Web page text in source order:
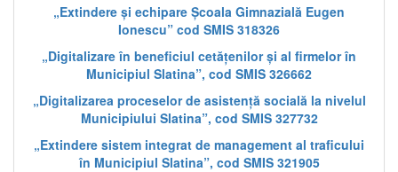
„Extindere și echipare Școala Gimnazială Eugen
Ionescu” cod SMIS 318326
„Digitalizare în beneficiul cetățenilor și al firmelor în
Municipiul Slatina”, cod SMIS 326662
„Digitalizarea proceselor de asistență socială la nivelul
Municipiului Slatina”, cod SMIS 327732
„Extindere sistem integrat de management al traficului
în Municipiul Slatina”, cod SMIS 321905